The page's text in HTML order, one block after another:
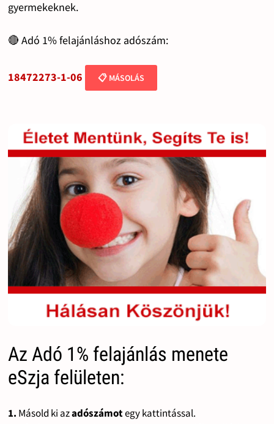
gyermekeknek.
🔴 Adó 1% felajánláshoz adószám:
18472273-1-06 📋 MÁSOLÁS
Az Adó 1% felajánlás menete
eSzja felületen:
1. Másold ki azadószámotegy kattintással.